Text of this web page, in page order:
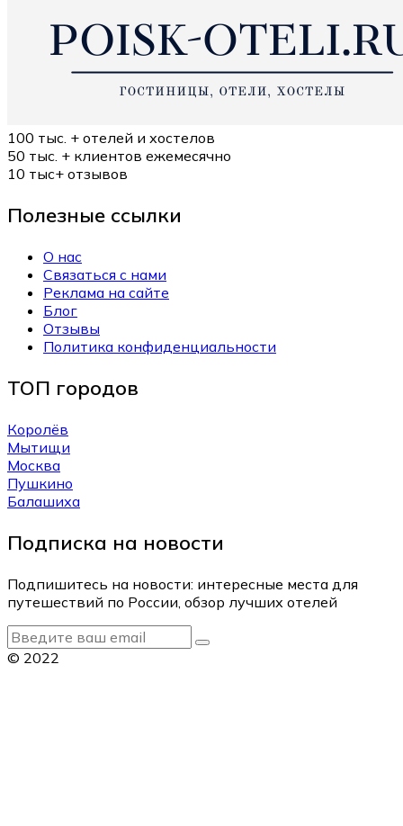
100 тыс. + отелей и хостелов
50 тыс. + клиентов ежемесячно
10 тыс+ отзывов
Полезные ссылки
О нас
Связаться с нами
Реклама на сайте
Блог
Отзывы
Политика конфиденциальности
ТОП городов
Королёв
Мытищи
Москва
Пушкино
Балашиха
Подписка на новости
Подпишитесь на новости: интересные места для
путешествий по России, обзор лучших отелей
© 2022